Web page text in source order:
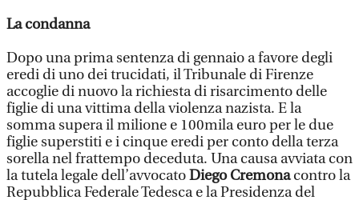
La condanna
Dopo una prima sentenza di gennaio a favore degli
eredi di uno dei trucidati, il Tribunale di Firenze
accoglie di nuovo la richiesta di risarcimento delle
figlie di una vittima della violenza nazista. E la
somma supera il milione e 100mila euro per le due
figlie superstiti e i cinque eredi per conto della terza
sorella nel frattempo deceduta. Una causa avviata con
la tutela legale dell’avvocatoDiego Cremonacontro la
Repubblica Federale Tedesca e la Presidenza del